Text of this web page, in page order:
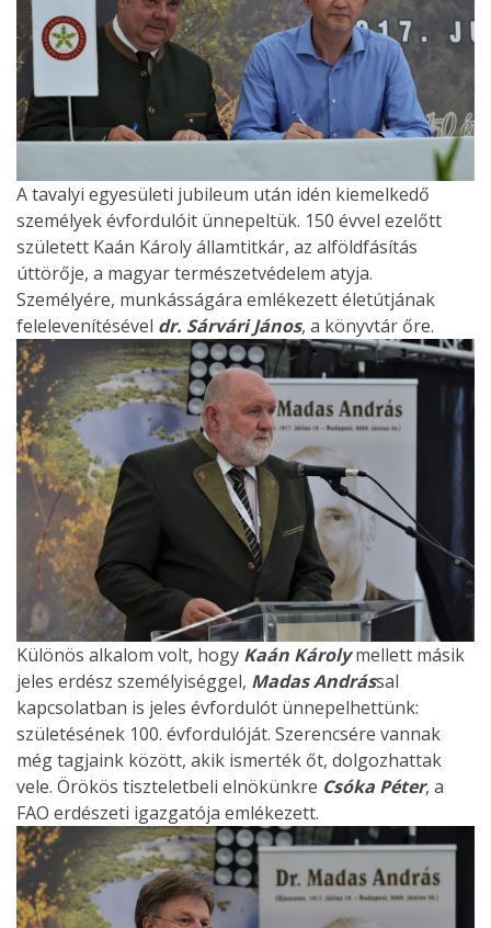
A tavalyi egyesületi jubileum után idén kiemelkedő
személyek évfordulóit ünnepeltük. 150 évvel ezelőtt
született Kaán Károly államtitkár, az alföldfásítás
úttörője, a magyar természetvédelem atyja.
Személyére, munkásságára emlékezett életútjának
felelevenítésével dr. Sárvári János, a könyvtár őre.
Különös alkalom volt, hogy Kaán Károlymellett másik
jeles erdész személyiséggel, Madas Andrással
kapcsolatban is jeles évfordulót ünnepelhettünk:
születésének 100. évfordulóját. Szerencsére vannak
még tagjaink között, akik ismerték őt, dolgozhattak
vele. Örökös tiszteletbeli elnökünkre Csóka Péter, a
FAO erdészeti igazgatója emlékezett.